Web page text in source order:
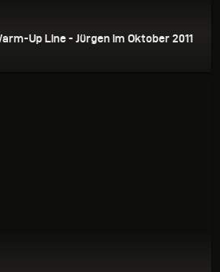
Up Line - Jürgen im Oktober 2011